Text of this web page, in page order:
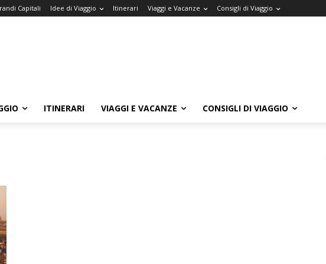
Capitali Idee di Viaggio Itinerari Viaggi e Vacanze Consigli di Viaggio
ITINERARI VIAGGI E VACANZE CONSIGLI DI VIAGGIO